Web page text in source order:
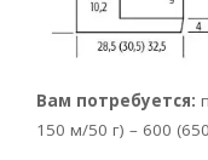
Вам потребуется:
150 м/50 г) – 600